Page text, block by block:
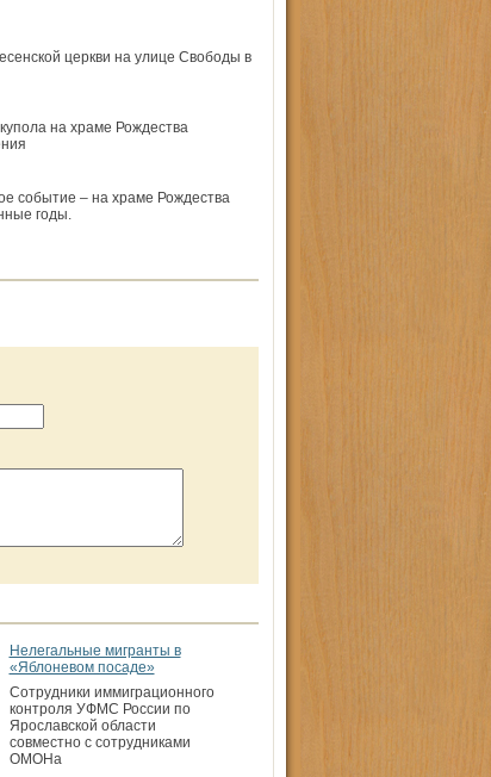
церкви на улице Свободы в
на храме Рождества
событие – на храме Рождества
годы.
Нелегальные мигранты в
«Яблоневом посаде»
Сотрудники иммиграционного
контроля УФМС России по
Ярославской области
совместно с сотрудниками
ОМОНа